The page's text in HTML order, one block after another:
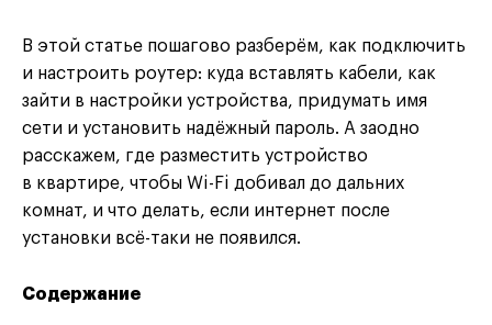
В этой статье пошагово разберём, как подключить
и настроить роутер: куда вставлять кабели, как
зайти в настройки устройства, придумать имя
сети и установить надёжный пароль. А заодно
расскажем, где разместить устройство
в квартире, чтобы Wi-Fi добивал до дальних
комнат, и что делать, если интернет после
установки всё-таки не появился.
Содержание